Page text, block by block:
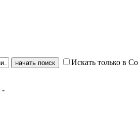
Искать только в
-